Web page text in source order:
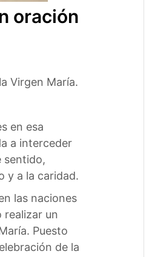
oración
Virgen María.
en esa
a interceder
sentido,
y a la caridad.
las naciones
realizar un
Puesto
de la